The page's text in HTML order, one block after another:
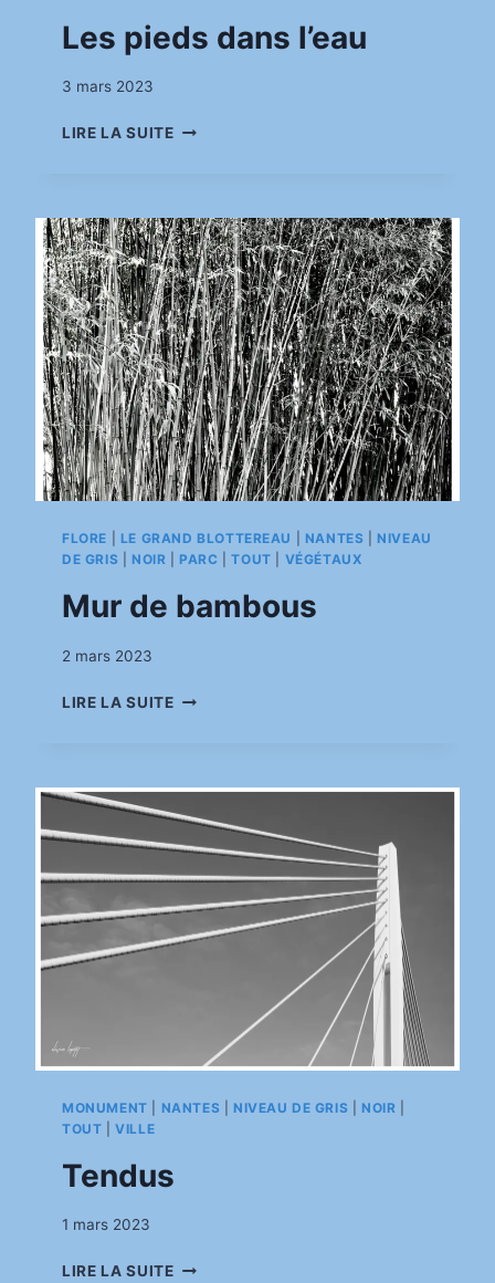
Les pieds dans l’eau
Par
3 mars 2023
LIRE LA SUITELES
FLORE LE GRAND BLOTTEREAU NANTES |NIVEAU
DE GRIS
NOIR |PARC |TOUT VÉGÉTAUX
Mur de bambous
Par
2 mars 2023
LIRE LA SUITEMUR
MONUMENT NANTES NIVEAU DE GRIS |NOIR
TOUT |VILLE
Tendus
Par
1 mars 2023
LIRE LA SUITETENDUS